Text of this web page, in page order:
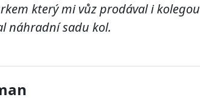
který mi vůz prodával i kolegou
náhradní sadu kol.